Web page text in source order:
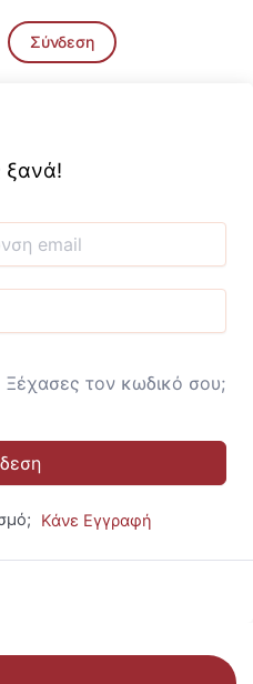
Σύνδεση
ξανά!
Ξέχασες τον κωδικό σου;
Κάνε Εγγραφή